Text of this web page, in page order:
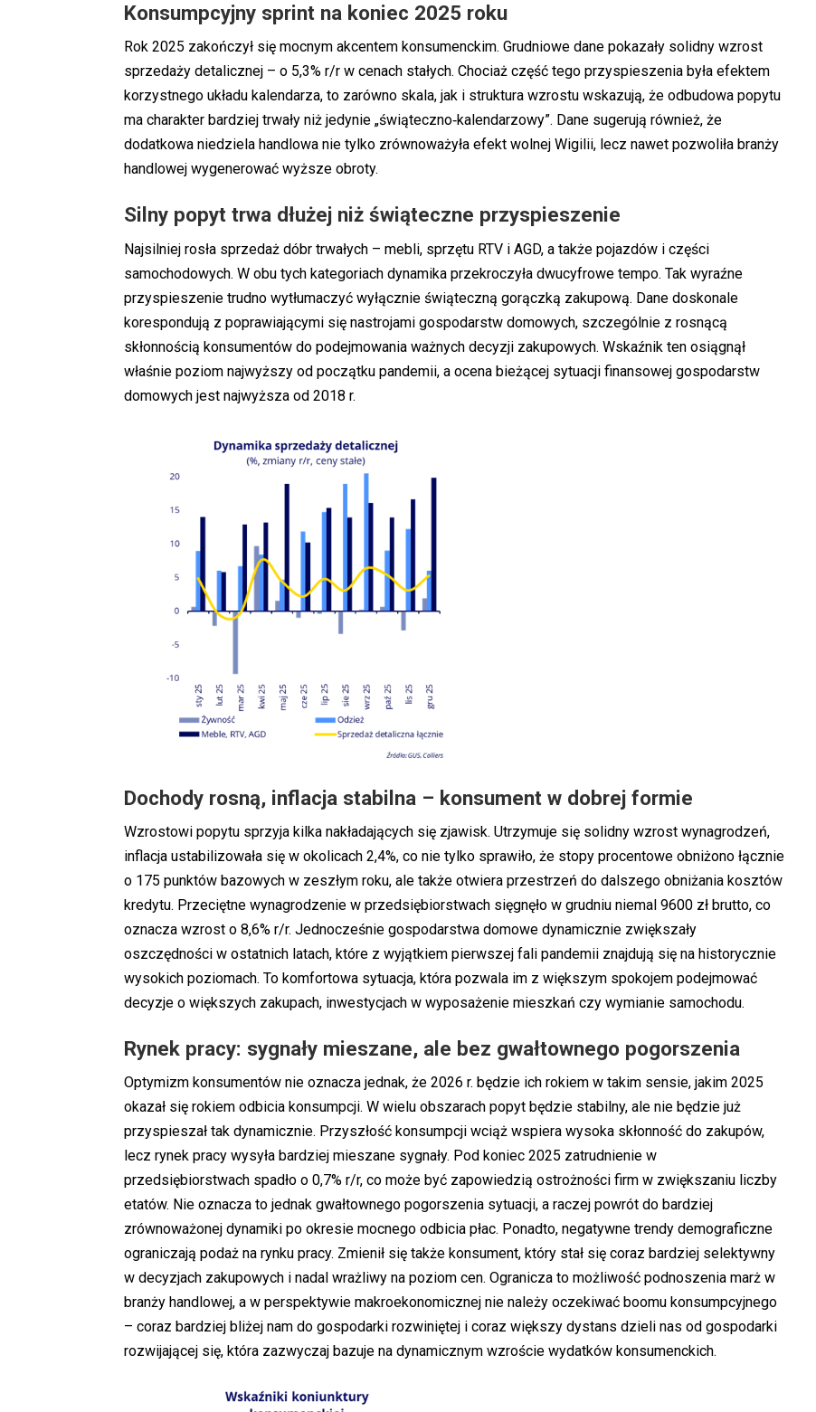
Konsumpcyjny sprint na koniec 2025 roku
Rok 2025 zakończył się mocnym akcentem konsumenckim. Grudniowe dane pokazały solidny wzrost
sprzedaży detalicznej – o 5,3% r/r w cenach stałych. Chociaż część tego przyspieszenia była efektem
korzystnego układu kalendarza, to zarówno skala, jak i struktura wzrostu wskazują, że odbudowa popytu
ma charakter bardziej trwały niż jedynie „świąteczno‑kalendarzowy”. Dane sugerują również, że
dodatkowa niedziela handlowa nie tylko zrównoważyła efekt wolnej Wigilii, lecz nawet pozwoliła branży
handlowej wygenerować wyższe obroty.
Silny popyt trwa dłużej niż świąteczne przyspieszenie
Najsilniej rosła sprzedaż dóbr trwałych – mebli, sprzętu RTV i AGD, a także pojazdów i części
samochodowych. W obu tych kategoriach dynamika przekroczyła dwucyfrowe tempo. Tak wyraźne
przyspieszenie trudno wytłumaczyć wyłącznie świąteczną gorączką zakupową. Dane doskonale
korespondują z poprawiającymi się nastrojami gospodarstw domowych, szczególnie z rosnącą
skłonnością konsumentów do podejmowania ważnych decyzji zakupowych. Wskaźnik ten osiągnął
właśnie poziom najwyższy od początku pandemii, a ocena bieżącej sytuacji finansowej gospodarstw
domowych jest najwyższa od 2018 r.
Dochody rosną, inflacja stabilna – konsument w dobrej formie
Wzrostowi popytu sprzyja kilka nakładających się zjawisk. Utrzymuje się solidny wzrost wynagrodzeń,
inflacja ustabilizowała się w okolicach 2,4%, co nie tylko sprawiło, że stopy procentowe obniżono łącznie
o 175 punktów bazowych w zeszłym roku, ale także otwiera przestrzeń do dalszego obniżania kosztów
kredytu. Przeciętne wynagrodzenie w przedsiębiorstwach sięgnęło w grudniu niemal 9600 zł brutto, co
oznacza wzrost o 8,6% r/r. Jednocześnie gospodarstwa domowe dynamicznie zwiększały
oszczędności w ostatnich latach, które z wyjątkiem pierwszej fali pandemii znajdują się na historycznie
wysokich poziomach. To komfortowa sytuacja, która pozwala im z większym spokojem podejmować
decyzje o większych zakupach, inwestycjach w wyposażenie mieszkań czy wymianie samochodu.
Rynek pracy: sygnały mieszane, ale bez gwałtownego pogorszenia
Optymizm konsumentów nie oznacza jednak, że 2026 r. będzie ich rokiem w takim sensie, jakim 2025
okazał się rokiem odbicia konsumpcji. W wielu obszarach popyt będzie stabilny, ale nie będzie już
przyspieszał tak dynamicznie. Przyszłość konsumpcji wciąż wspiera wysoka skłonność do zakupów,
lecz rynek pracy wysyła bardziej mieszane sygnały. Pod koniec 2025 zatrudnienie w
przedsiębiorstwach spadło o 0,7% r/r, co może być zapowiedzią ostrożności firm w zwiększaniu liczby
etatów. Nie oznacza to jednak gwałtownego pogorszenia sytuacji, a raczej powrót do bardziej
zrównoważonej dynamiki po okresie mocnego odbicia płac. Ponadto, negatywne trendy demograficzne
ograniczają podaż na rynku pracy. Zmienił się także konsument, który stał się coraz bardziej selektywny
w decyzjach zakupowych i nadal wrażliwy na poziom cen. Ogranicza to możliwość podnoszenia marż w
branży handlowej, a w perspektywie makroekonomicznej nie należy oczekiwać boomu konsumpcyjnego
– coraz bardziej bliżej nam do gospodarki rozwiniętej i coraz większy dystans dzieli nas od gospodarki
rozwijającej się, która zazwyczaj bazuje na dynamicznym wzroście wydatków konsumenckich.